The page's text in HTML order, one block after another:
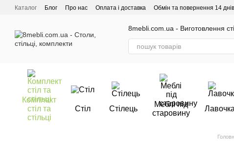
Перейти до основного контенту
Каталог Блог Про нас Оплата і доставка Обмін та повернення 14 днів
8mebli.com.ua - Виготовлення
Комплект
стіл та
стільці
Стіл Стілець
Меблі під
старовину
Лавочка